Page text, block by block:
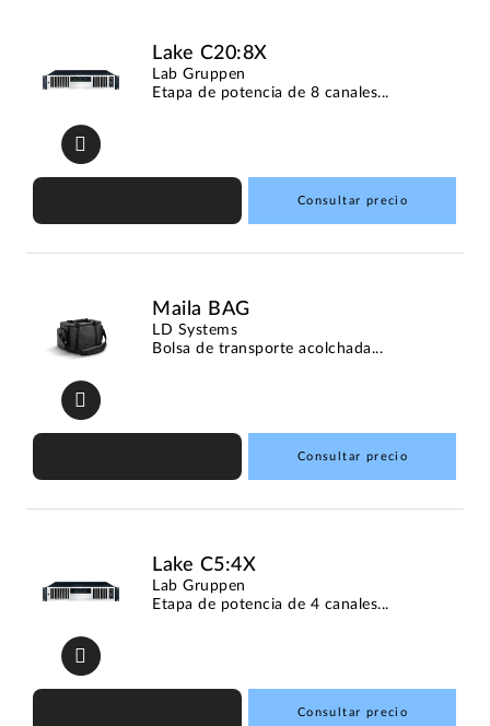
Lake C20:8X
Lab Gruppen
Etapa de potencia de 8 canales...
Consultar precio
Maila BAG
LD Systems
Bolsa de transporte acolchada...
Consultar precio
Lake C5:4X
Lab Gruppen
Etapa de potencia de 4 canales...
Consultar precio